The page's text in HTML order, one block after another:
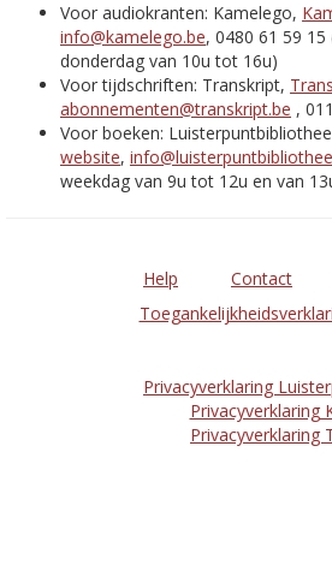
Voor audiokranten: Kamelego,
info@kamelego.be, 0480 61 59
donderdag van 10u tot 16u)
Voor tijdschriften: Transkript,
abonnementen@transkript.be ,
Voor boeken:
website,
weekdag van 9u tot 12u en van
Help Contact
Privacyverklaring
Privacyverklaring
Privacyverklaring